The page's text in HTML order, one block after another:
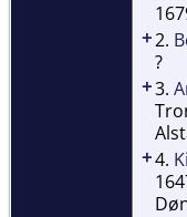
+2.
?
+3.
+4.